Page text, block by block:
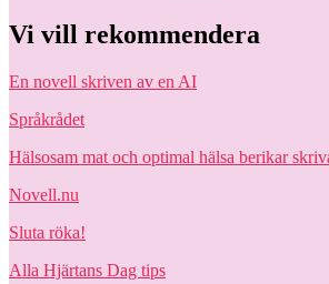
Vi vill rekommendera
En novell skriven av en AI
Språkrådet
Hälsosam mat och optimal hälsa berikar
Novell.nu
Sluta röka!
Alla Hjärtans Dag tips